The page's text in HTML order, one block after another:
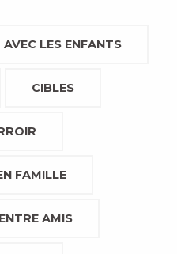
AVEC LES ENFANTS
CIBLES
FAMILLE
ENTRE AMIS